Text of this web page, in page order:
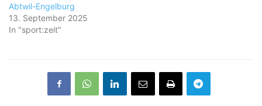
Abtwil-Engelburg
13. September 2025
In "sport:zeit"